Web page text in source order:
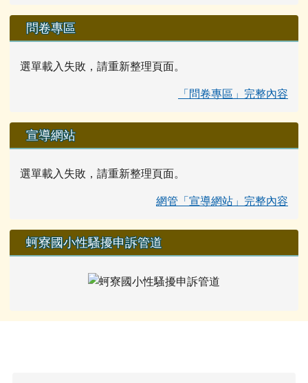
問卷專區
選單載入失敗，請重新整理頁面。
「問卷專區」完整內容
宣導網站
選單載入失敗，請重新整理頁面。
網管「宣導網站」完整內容
蚵寮國小性騷擾申訴管道